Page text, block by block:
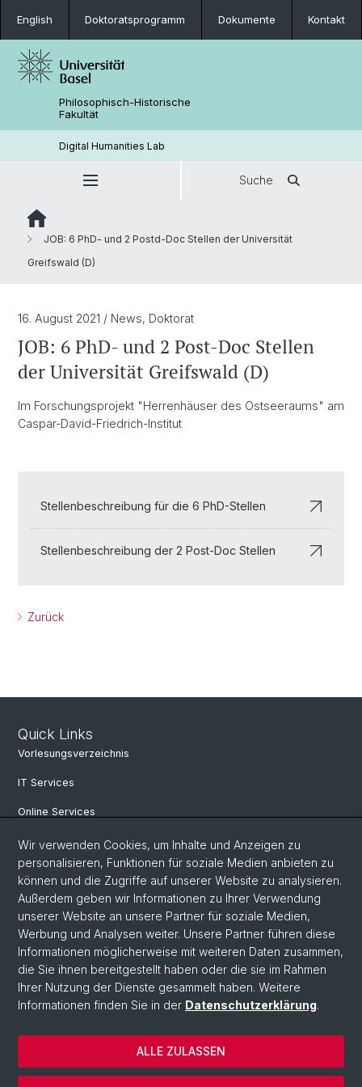
English Doktoratsprogramm Dokumente Kontakt
Philosophisch-Historische
Fakultät
Digital Humanities Lab
Suche
JOB: 6 PhD- und 2 Postd-Doc Stellen der Universität
Greifswald (D)
16. August 2021 / News, Doktorat
JOB: 6 PhD- und 2 Post-Doc Stellen
der Universität Greifswald (D)
Im Forschungsprojekt "Herrenhäuser des Ostseeraums" am
Caspar-David-Friedrich-Institut
Stellenbeschreibung für die 6 PhD-Stellen
Stellenbeschreibung der 2 Post-Doc Stellen
Zurück
Quick Links
Vorlesungsverzeichnis
IT Services
Online Services
Personensuche
PhD Programm
Dokumente & Links
News & Events
© Universität Basel
Datenschutzerklärung
Philosophisch-Historische Fakultät
Wir verwenden Cookies, um Inhalte und Anzeigen zu
personalisieren, Funktionen für soziale Medien anbieten zu
können und die Zugriffe auf unserer Website zu analysieren.
Außerdem geben wir Informationen zu Ihrer Verwendung
unserer Website an unsere Partner für soziale Medien,
Werbung und Analysen weiter. Unsere Partner führen diese
Informationen möglicherweise mit weiteren Daten zusammen,
die Sie ihnen bereitgestellt haben oder die sie im Rahmen
Ihrer Nutzung der Dienste gesammelt haben. Weitere
Informationen finden Sie in der Datenschutzerklärung.
ALLE ZULASSEN